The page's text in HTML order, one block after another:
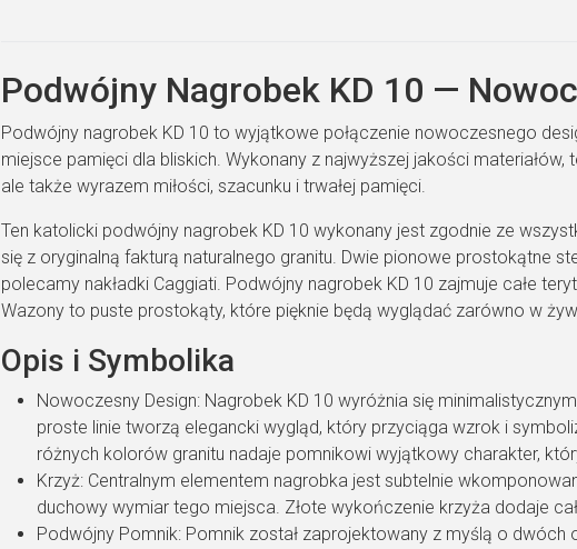
Podwójny Nagrobek KD 10 —
Podwójny nagrobek KD 10 to wyjątkowe połączenie nowoczesnego
miejsce pamięci dla bliskich. Wykonany z najwyższej jakości
ale także wyrazem miłości, szacunku i trwałej pamięci.
Ten katolicki podwójny nagrobek KD 10 wykonany jest zgodnie ze
się z oryginalną fakturą naturalnego granitu. Dwie pionowe prostokątne
polecamy nakładki Caggiati. Podwójny nagrobek KD 10 zajmuje całe
Wazony to puste prostokąty, które pięknie będą wyglądać zarówno w
Opis i Symbolika
Nowoczesny Design: Nagrobek KD 10 wyróżnia się
proste linie tworzą elegancki wygląd, który przyciąga wzrok i
różnych kolorów granitu nadaje pomnikowi wyjątkowy charakter,
Krzyż: Centralnym elementem nagrobka jest subtelnie
duchowy wymiar tego miejsca. Złote wykończenie krzyża dodaje
Podwójny Pomnik: Pomnik został zaprojektowany z myślą o